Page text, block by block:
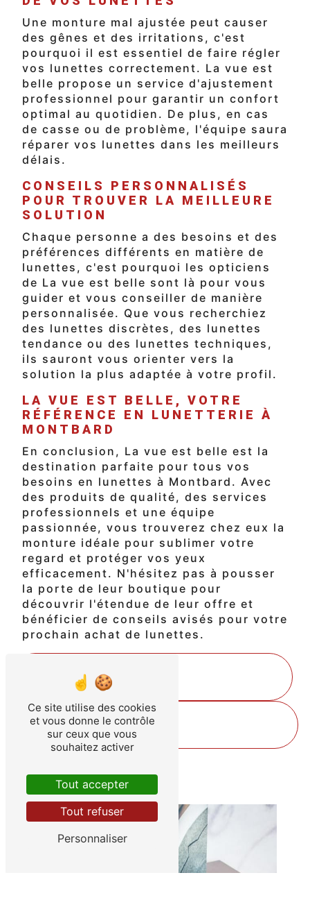
Une monture mal ajustée peut causer
des gênes et des irritations, c'est
pourquoi il est essentiel de faire régler
vos lunettes correctement. La vue est
belle propose un service d'ajustement
professionnel pour garantir un confort
optimal au quotidien. De plus, en cas
de casse ou de problème, l'équipe saura
réparer vos lunettes dans les meilleurs
délais.
CONSEILS PERSONNALISÉS
POUR TROUVER LA MEILLEURE
SOLUTION
Chaque personne a des besoins et des
préférences différents en matière de
lunettes, c'est pourquoi les opticiens
de La vue est belle sont là pour vous
guider et vous conseiller de manière
personnalisée. Que vous recherchiez
des lunettes discrètes, des lunettes
tendance ou des lunettes techniques,
ils sauront vous orienter vers la
solution la plus adaptée à votre profil.
LA VUE EST BELLE, VOTRE
RÉFÉRENCE EN LUNETTERIE À
MONTBARD
En conclusion, La vue est belle est la
destination parfaite pour tous vos
besoins en lunettes à Montbard. Avec
des produits de qualité, des services
professionnels et une équipe
passionnée, vous trouverez chez eux la
monture idéale pour sublimer votre
regard et protéger vos yeux
efficacement. N'hésitez pas à pousser
la porte de leur boutique pour
découvrir l'étendue de leur offre et
bénéficier de conseils avisés pour votre
prochain achat de lunettes.
En savoir plus
Contactez-nous
Ce site utilise des cookies
et vous donne le contrôle
sur ceux que vous
souhaitez activer
Tout accepter
Tout refuser
Personnaliser